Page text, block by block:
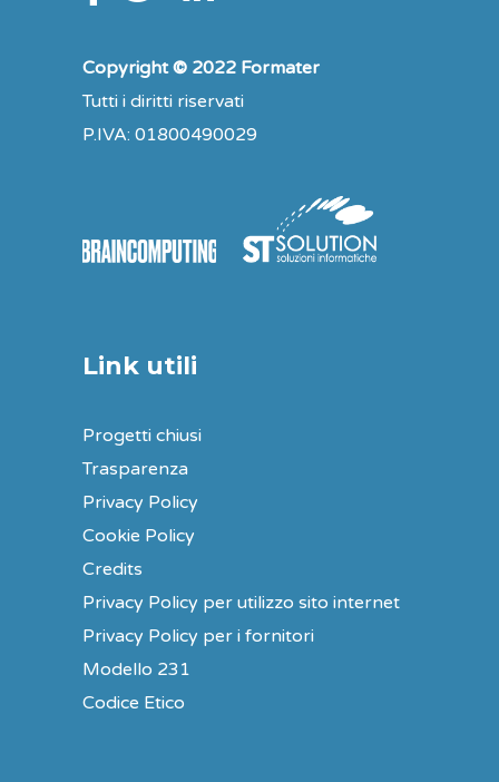
Copyright © 2022 Formater
Tutti i diritti riservati
P.IVA: 01800490029
Link utili
Progetti chiusi
Trasparenza
Privacy Policy
Cookie Policy
Credits
Privacy Policy per utilizzo sito internet
Privacy Policy per i fornitori
Modello 231
Codice Etico